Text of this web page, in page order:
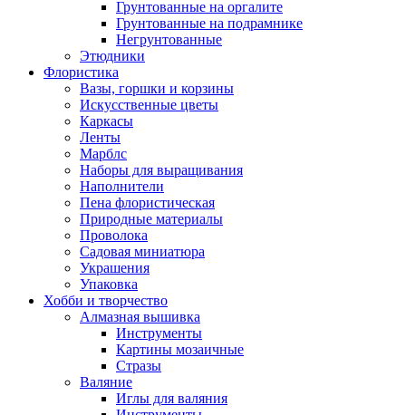
Грунтованные на оргалите
Грунтованные на подрамнике
Негрунтованные
Этюдники
Флористика
Вазы, горшки и корзины
Искусственные цветы
Каркасы
Ленты
Марблс
Наборы для выращивания
Наполнители
Пена флористическая
Природные материалы
Проволока
Садовая миниатюра
Украшения
Упаковка
Хобби и творчество
Алмазная вышивка
Инструменты
Картины мозаичные
Стразы
Валяние
Иглы для валяния